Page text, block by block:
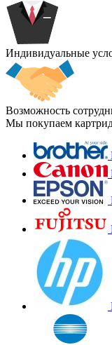
Индивидуальные
Возможность
Мы покупаем